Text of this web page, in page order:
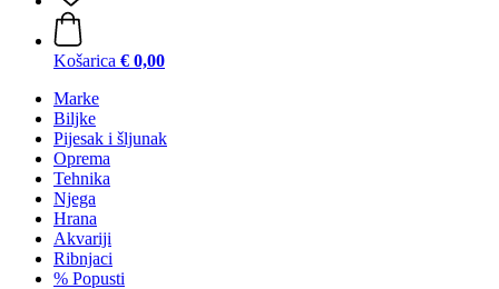
Košarica € 0,00
Marke
Biljke
Pijesak i šljunak
Oprema
Tehnika
Njega
Hrana
Akvariji
Ribnjaci
% Popusti